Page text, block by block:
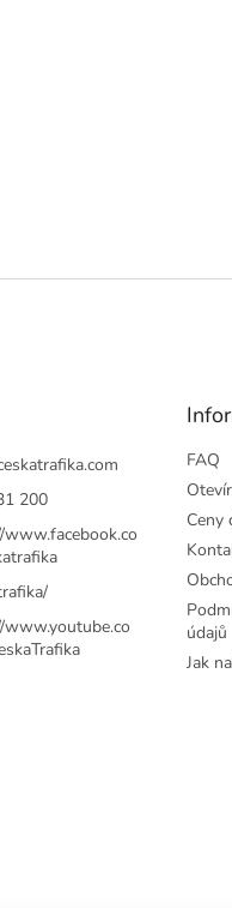
200
FAQ
Ceny
údajů
Jak